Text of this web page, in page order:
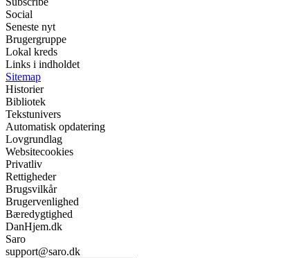
Social
Seneste nyt
Brugergruppe
Lokal kreds
Links i indholdet
Sitemap
Historier
Bibliotek
Tekstunivers
Automatisk opdatering
Lovgrundlag
Websitecookies
Privatliv
Rettigheder
Brugsvilkår
Brugervenlighed
Bæredygtighed
DanHjem.dk
Saro
support@saro.dk